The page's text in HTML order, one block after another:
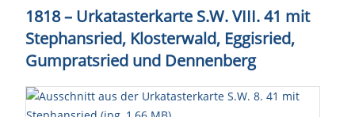
1818 – Urkatasterkarte S.W. VIII. 41 mit
Stephansried, Klosterwald, Eggisried,
Gumpratsried und Dennenberg